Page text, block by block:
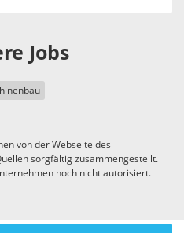
Jobs
von der Webseite des
sorgfältig zusammengestellt.
noch nicht autorisiert.